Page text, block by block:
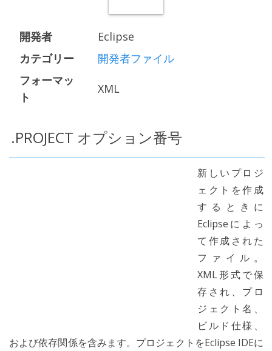
開発者
Eclipse
カテゴリー
開発者ファイル
フォーマッ
ト
XML
.PROJECT オプション番号
新しいプロジ
ェクトを作成
するときに
Eclipseによっ
て作成された
ファイル。
XML形式で保
存され、プロ
ジェクト名、
ビルド仕様、
および依存関係を含みます。プロジェクトをEclipse IDEに